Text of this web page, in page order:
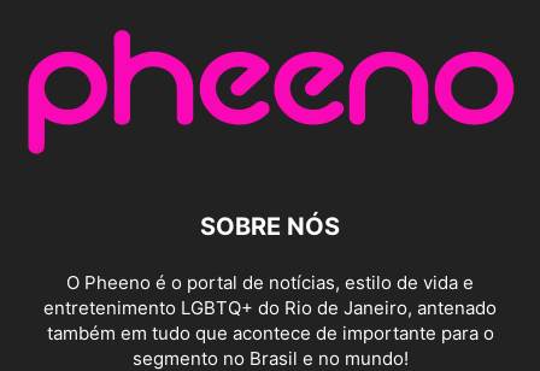
SOBRE NÓS
O Pheeno é o portal de notícias, estilo de vida e
entretenimento LGBTQ+ do Rio de Janeiro, antenado
também em tudo que acontece de importante para o
segmento no Brasil e no mundo!